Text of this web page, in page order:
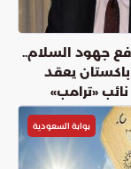
جهود السلام..
باكستان يعقد
«ترامب»
بوابة السعودية